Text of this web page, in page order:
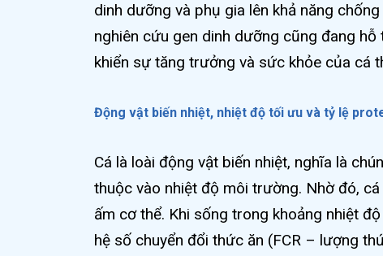
dinh dưỡng và phụ gia lên khả năng
nghiên cứu gen dinh dưỡng cũng đang
khiển sự tăng trưởng và sức khỏe của cá
Động vật biến nhiệt, nhiệt độ tối ưu và tỷ lệ
Cá là loài động vật biến nhiệt, nghĩa là
thuộc vào nhiệt độ môi trường. Nhờ đó,
ấm cơ thể. Khi sống trong khoảng nhiệt
hệ số chuyển đổi thức ăn (FCR – lượng